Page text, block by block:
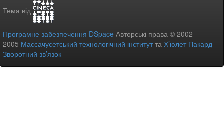
Тема від
Програмне забезпечення DSpace Авторські права © 2002-
2005 Массачусетський технологічний інститутта Х’юлет Пакард -
Зворотний зв’язок